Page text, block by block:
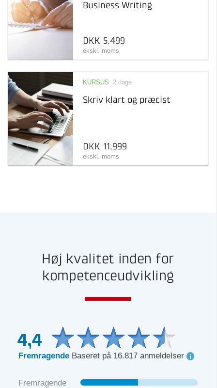
Business Writing
DKK 5.499
ekskl. moms
KURSUS 2 dage
Skriv klart og præcist
DKK 11.999
ekskl. moms
Høj kvalitet inden for
kompetenceudvikling
4,4
Fremragende Baseret på 16.817 anmeldelser
Fremragende